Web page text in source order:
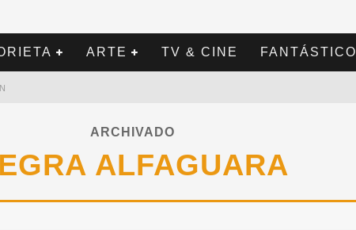
ARTE TV & CINE FANTÁSTICO
ARCHIVADO
ALFAGUARA